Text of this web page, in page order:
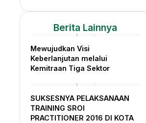
Berita Lainnya
Mewujudkan Visi
Keberlanjutan melalui
Kemitraan Tiga Sektor
SUKSESNYA PELAKSANAAN
TRAINING SROI
PRACTITIONER 2016 DI KOTA